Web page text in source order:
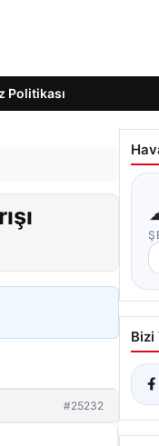
Politikası
#25232
Bizi